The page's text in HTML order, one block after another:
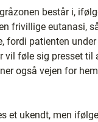
består i,
frivillige eutanasi,
fordi patienten under
føle sig presset til
også vejen for
et ukendt, men